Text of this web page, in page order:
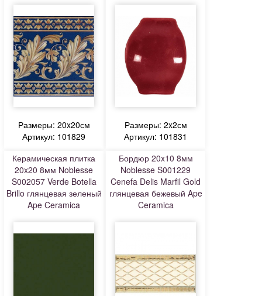
Размеры: 20x20см
Артикул: 101829
Размеры: 2x2см
Артикул: 101831
Керамическая плитка
20x20 8мм Noblesse
S002057 Verde Botella
Brillo глянцевая зеленый
Ape Ceramica
Бордюр 20x10 8мм
Noblesse S001229
Cenefa Delis Marfil Gold
глянцевая бежевый Ape
Ceramica